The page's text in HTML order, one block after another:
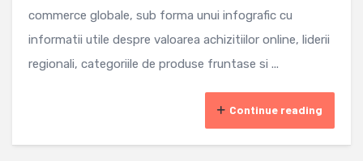
commerce globale, sub forma unui infografic cu
informatii utile despre valoarea achizitiilor online, liderii
regionali, categoriile de produse fruntase si ...
Continue reading